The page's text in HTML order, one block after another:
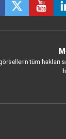
tüm hakları